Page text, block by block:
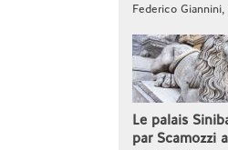
Federico
Le palais
par Scamozzi